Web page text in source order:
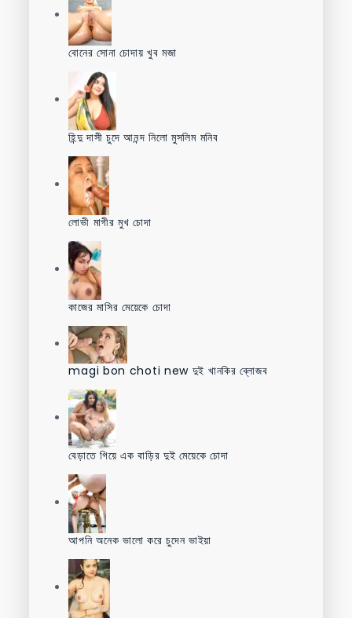
বোনের সোনা চোদায় খুব মজা
হিন্দু দাসী চুদে আনন্দ নিলো মুসলিম মনিব
লোভী মাগীর মুখ চোদা
কাজের মাসির মেয়েকে চোদা
magi bon choti new দুই খানকির ব্লোজব
বেড়াতে গিয়ে এক বাড়ির দুই মেয়েকে চোদা
আপনি অনেক ভালো করে চুদেন ভাইয়া